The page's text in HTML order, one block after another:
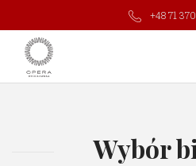
+48 71
Wybór